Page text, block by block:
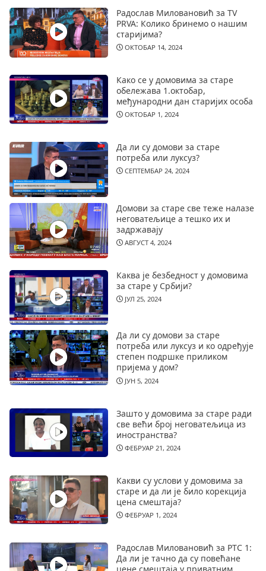
Радослав Миловановић за TV
PRVA: Колико бринемо о нашим
старијима?
ОКТОБАР 14, 2024
Како се у домовима за старе
обележава 1.октобар,
међународни дан старијих особа
ОКТОБАР 1, 2024
Да ли су домови за старе
потреба или луксуз?
СЕПТЕМБАР 24, 2024
Домови за старе све теже налазе
неговатељице а тешко их и
задржавају
АВГУСТ 4, 2024
Каква је безбедност у домовима
за старе у Србији?
ЈУЛ 25, 2024
Да ли су домови за старе
потреба или луксуз и ко одређује
степен подршке приликом
пријема у дом?
ЈУН 5, 2024
Зашто у домовима за старе ради
све већи број неговатељица из
иностранства?
ФЕБРУАР 21, 2024
Какви су услови у домовима за
старе и да ли је било корекција
цена смештаја?
ФЕБРУАР 1, 2024
Радослав Миловановић за РТС 1:
Да ли је тачно да су повећане